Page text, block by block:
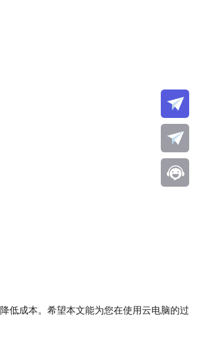
低成本。希望本文能为您在使用云电脑的过